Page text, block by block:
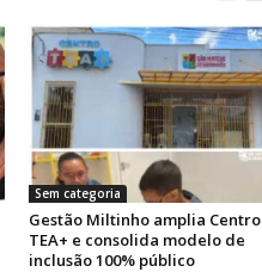
Sem categoria
Gestão Miltinho amplia Centro
TEA+ e consolida modelo de
inclusão 100% público